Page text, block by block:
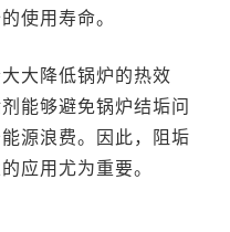
使用寿命。
大降低锅炉的热效
能够避免锅炉结垢问
源浪费。因此，阻垢
应用尤为重要。